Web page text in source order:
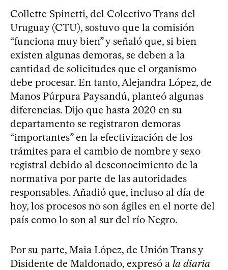
Collette Spinetti, del Colectivo Trans del
Uruguay (CTU), sostuvo que la comisión
“funciona muy bien” y señaló que, si bien
existen algunas demoras, se deben a la
cantidad de solicitudes que el organismo
debe procesar. En tanto, Alejandra López, de
Manos Púrpura Paysandú, planteó algunas
diferencias. Dijo que hasta 2020 en su
departamento se registraron demoras
“importantes” en la efectivización de los
trámites para el cambio de nombre y sexo
registral debido al desconocimiento de la
normativa por parte de las autoridades
responsables. Añadió que, incluso al día de
hoy, los procesos no son ágiles en el norte del
país como lo son al sur del río Negro.
Por su parte, Maia López, de Unión Trans y
Disidente de Maldonado, expresó a la diaria